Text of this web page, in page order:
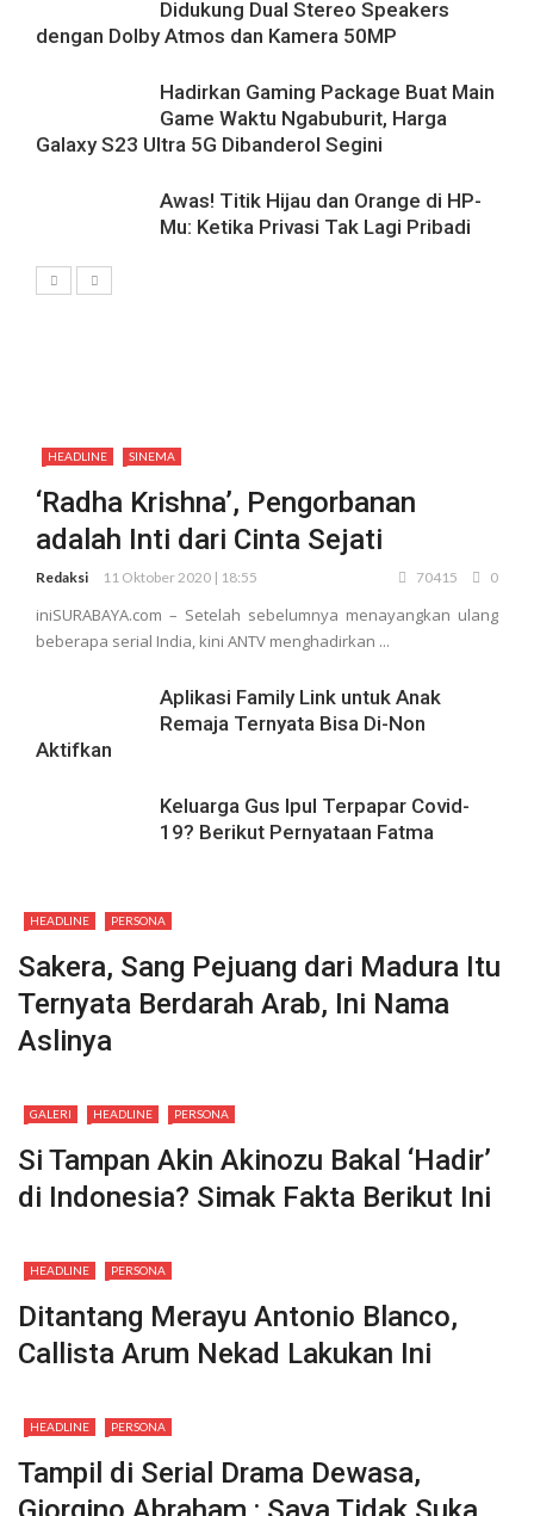
Didukung Dual Stereo Speakers
dengan Dolby Atmos dan Kamera 50MP
Hadirkan Gaming Package Buat Main
Game Waktu Ngabuburit, Harga
Galaxy S23 Ultra 5G Dibanderol Segini
Awas! Titik Hijau dan Orange di HP-
Mu: Ketika Privasi Tak Lagi Pribadi
HEADLINE SINEMA
‘Radha Krishna’, Pengorbanan
adalah Inti dari Cinta Sejati
Redaksi 11 Oktober 2020 | 18:55 70415 0
iniSURABAYA.com – Setelah sebelumnya menayangkan ulang
beberapa serial India, kini ANTV menghadirkan ...
Aplikasi Family Link untuk Anak
Remaja Ternyata Bisa Di-Non
Aktifkan
Keluarga Gus Ipul Terpapar Covid-
19? Berikut Pernyataan Fatma
HEADLINE PERSONA
Sakera, Sang Pejuang dari Madura Itu
Ternyata Berdarah Arab, Ini Nama
Aslinya
GALERI HEADLINE PERSONA
Si Tampan Akin Akinozu Bakal ‘Hadir’
di Indonesia? Simak Fakta Berikut Ini
HEADLINE PERSONA
Ditantang Merayu Antonio Blanco,
Callista Arum Nekad Lakukan Ini
HEADLINE PERSONA
Tampil di Serial Drama Dewasa,